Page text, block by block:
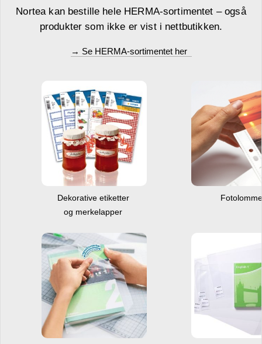
Nortea kan bestille hele HERMA-sortimentet – også
produkter som ikke er vist i nettbutikken.
→ Se HERMA-sortimentet her
Dekorative etiketter
og merkelapper